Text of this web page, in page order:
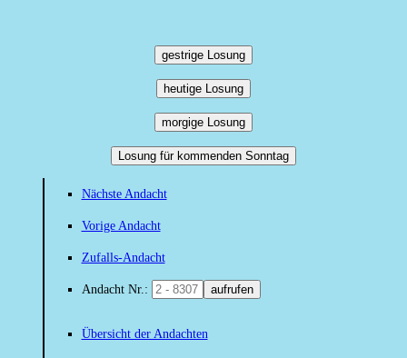
gestrige Losung
heutige Losung
morgige Losung
Losung für kommenden Sonntag
Nächste Andacht
Vorige Andacht
Zufalls-Andacht
Andacht Nr.: aufrufen
Übersicht der Andachten